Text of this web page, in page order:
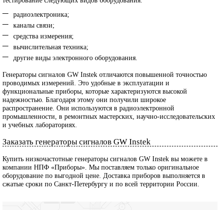
радиоэлектроника;
каналы связи;
средства измерения;
вычислительная техника;
другие виды электронного оборудования.
Генераторы сигналов GW Instek отличаются повышенной точностью
проводимых измерений. Это удобные в эксплуатации и
функциональные приборы, которые характеризуются высокой
надежностью. Благодаря этому они получили широкое
распространение. Они используются в радиоэлектронной
промышленности, в ремонтных мастерских, научно-исследовательских
и учебных лабораториях.
Заказать генераторы сигналов GW Instek
Купить низкочастотные генераторы сигналов GW Instek вы можете в
компании НПФ «Приборы». Мы поставляем только оригинальное
оборудование по выгодной цене. Доставка приборов выполняется в
сжатые сроки по Санкт-Петербургу и по всей территории России.